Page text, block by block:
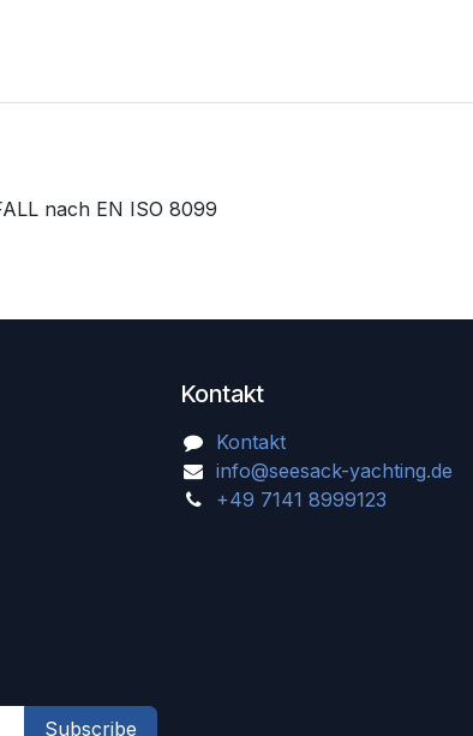
nach EN ISO 8099
Kontakt
Kontakt
info@seesack-yachting.de
+49 7141 8999123
Subscribe